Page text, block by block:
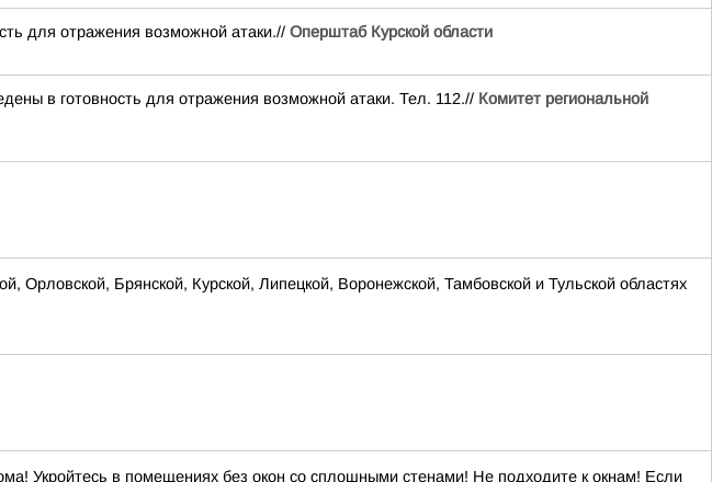
для отражения возможной атаки.// Оперштаб Курской области
в готовность для отражения возможной атаки. Тел. 112.// Комитет региональной
Орловской, Брянской, Курской, Липецкой, Воронежской, Тамбовской и Тульской областях
Укройтесь в помещениях без окон со сплошными стенами! Не подходите к окнам! Если